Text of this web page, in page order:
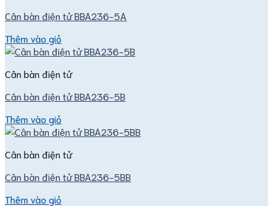
Cân bàn điện tử BBA236-5A
Thêm vào giỏ
Cân bàn điện tử
Cân bàn điện tử BBA236-5B
Thêm vào giỏ
Cân bàn điện tử
Cân bàn điện tử BBA236-5BB
Thêm vào giỏ